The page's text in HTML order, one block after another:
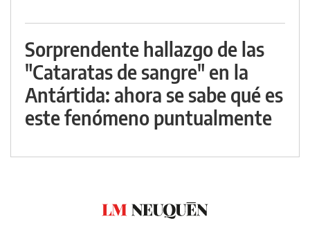
Sorprendente hallazgo de las
"Cataratas de sangre" en la
Antártida: ahora se sabe qué es
este fenómeno puntualmente